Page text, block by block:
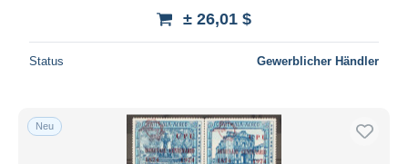
± 26,01 $
Status Gewerblicher Händler
Neu